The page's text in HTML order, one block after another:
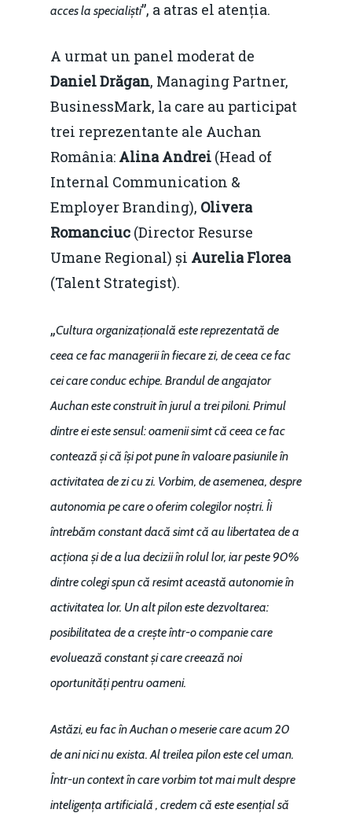
acces la specialiști”, a atras el atenția.
A urmat un panel moderat de
Daniel Drăgan, Managing Partner,
BusinessMark, la care au participat
trei reprezentante ale Auchan
România: Alina Andrei (Head of
Internal Communication &
Employer Branding), Olivera
Romanciuc (Director Resurse
Umane Regional) și Aurelia Florea
(Talent Strategist).
„Cultura organizațională este reprezentată de
ceea ce fac managerii în fiecare zi, de ceea ce fac
cei care conduc echipe. Brandul de angajator
Auchan este construit în jurul a trei piloni. Primul
dintre ei este sensul: oamenii simt că ceea ce fac
contează și că își pot pune în valoare pasiunile în
activitatea de zi cu zi. Vorbim, de asemenea, despre
autonomia pe care o oferim colegilor noștri. Îi
întrebăm constant dacă simt că au libertatea de a
acționa și de a lua decizii în rolul lor, iar peste 90%
dintre colegi spun că resimt această autonomie în
activitatea lor. Un alt pilon este dezvoltarea:
posibilitatea de a crește într-o companie care
evoluează constant și care creează noi
oportunități pentru oameni.
Astăzi, eu fac în Auchan o meserie care acum 20
de ani nici nu exista. Al treilea pilon este cel uman.
Într-un context în care vorbim tot mai mult despre
inteligența artificială , credem că este esențial să